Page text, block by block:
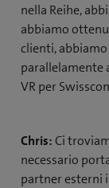
nella Reihe,
abbiamo
clienti,
parallelamente
VR per
Chris: Ci
necessario
partner esterni